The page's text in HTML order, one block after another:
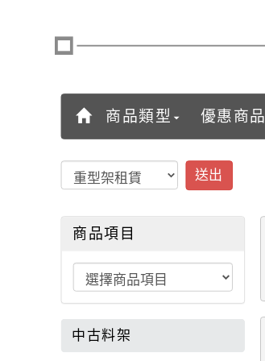
商品類型 優惠商品
送出
商品項目
中古料架